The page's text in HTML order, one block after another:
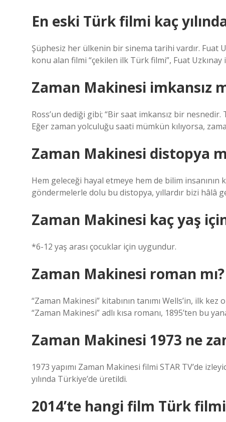
En eski Türk filmi kaç
Şüphesiz her ülkenin bir sinema tarihi vardır. Fuat
konu alan filmi “çekilen ilk Türk filmi”, Fuat
Zaman Makinesi imkansız
Ross’un dediği gibi; “Bir saat imkansız bir
Eğer zaman yolculuğu saati mümkün kılıyorsa,
Zaman Makinesi distopya
Hem geleceği hayal etmeye hem de bilim
göndermelerle dolu bu distopya, yıllardır bizi hâlâ
Zaman Makinesi kaç yaş
*6-12 yaş arası çocuklar için uygundur.
Zaman Makinesi roman mı?
“Zaman Makinesi” kitabının tanımı Wells’in, ilk kez
“Zaman Makinesi” adlı kısa romanı, 1895’ten
Zaman Makinesi 1973 ne
1973 yapımı Zaman Makinesi filmi STAR TV’de
yılında Türkiye’de üretildi.
2014’te hangi film Türk